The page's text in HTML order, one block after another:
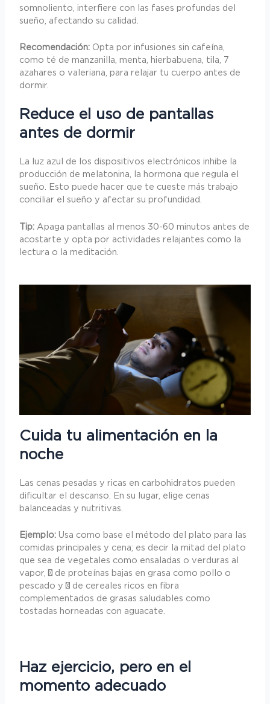
somnoliento, interfiere con las fases profundas del
sueño, afectando su calidad.
Recomendación: Opta por infusiones sin cafeína,
como té de manzanilla, menta, hierbabuena, tila, 7
azahares o valeriana, para relajar tu cuerpo antes de
dormir.
Reduce el uso de pantallas
antes de dormir
La luz azul de los dispositivos electrónicos inhibe la
producción de melatonina, la hormona que regula el
sueño. Esto puede hacer que te cueste más trabajo
conciliar el sueño y afectar su profundidad.
Tip: Apaga pantallas al menos 30-60 minutos antes de
acostarte y opta por actividades relajantes como la
lectura o la meditación.
Cuida tu alimentación en la
noche
Las cenas pesadas y ricas en carbohidratos pueden
dificultar el descanso. En su lugar, elige cenas
balanceadas y nutritivas.
Ejemplo: Usa como base el método del plato para las
comidas principales y cena; es decir la mitad del plato
que sea de vegetales como ensaladas o verduras al
vapor, ¼ de proteínas bajas en grasa como pollo o
pescado y ¼ de cereales ricos en fibra
complementados de grasas saludables como
tostadas horneadas con aguacate.
Haz ejercicio, pero en el
momento adecuado